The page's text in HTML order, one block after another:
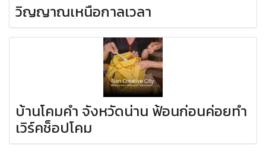
วิญญาณเหนือกาลเวลา
บ้านโคมคำ จังหวัดน่าน ฟ้อนก่อนค่อยทำ
เวิร์คช็อปโคม